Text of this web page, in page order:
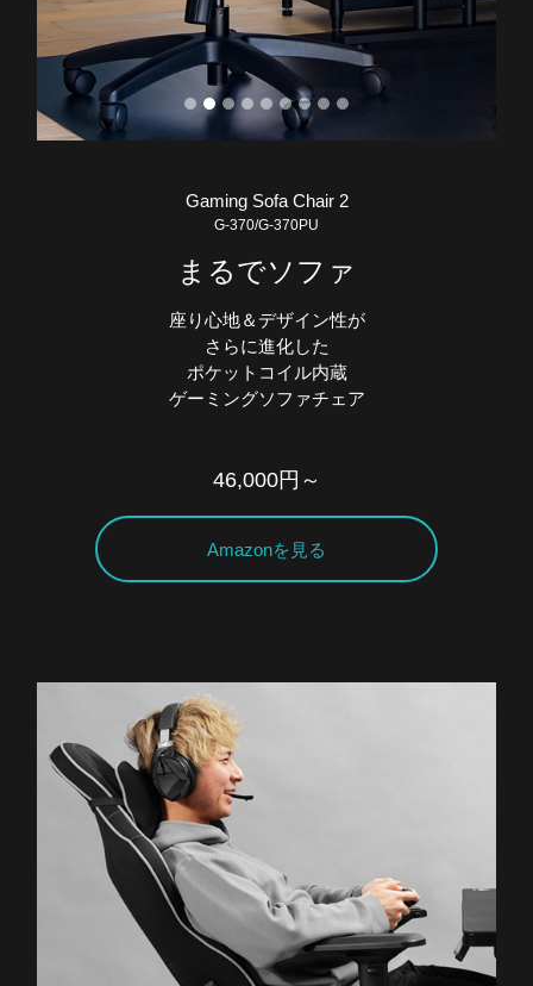
Gaming Sofa Chair 2
G-370/G-370PU
まるでソファ
座り心地＆デザイン性が
さらに進化した
ポケットコイル内蔵
ゲーミングソファチェア
46,000円～
Amazonを見る